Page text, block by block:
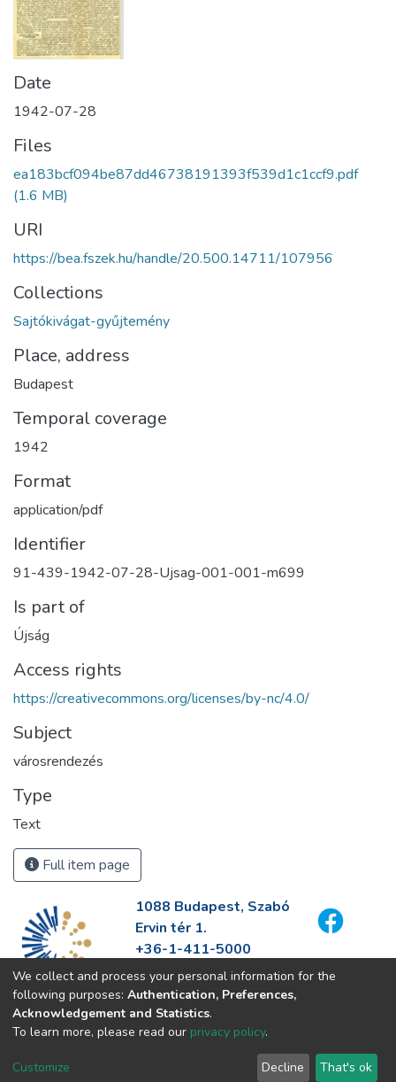
Date
1942-07-28
Files
ea183bcf094be87dd46738191393f539d1c1ccf9.pdf
(1.6 MB)
URI
https://bea.fszek.hu/handle/20.500.14711/107956
Collections
Sajtókivágat-gyűjtemény
Place, address
Budapest
Temporal coverage
1942
Format
application/pdf
Identifier
91-439-1942-07-28-Ujsag-001-001-m699
Is part of
Újság
Access rights
https://creativecommons.org/licenses/by-nc/4.0/
Subject
városrendezés
Type
Text
Full item page
1088 Budapest, Szabó
Ervin tér 1.
+36-1-411-5000
info@fszek.hu
https://fszek.hu
We collect and process your personal information for the
following purposes: Authentication, Preferences,
Acknowledgement and Statistics.
To learn more, please read our privacy policy.
Customize Decline That's ok